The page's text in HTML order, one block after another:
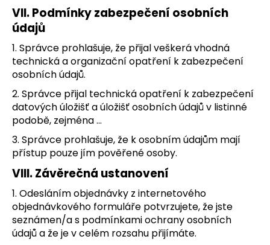
VII.Podmínky zabezpečení osobních
údajů
1. Správce prohlašuje, že přijal veškerá vhodná
technická a organizační opatření k zabezpečení
osobních údajů.
2. Správce přijal technická opatření k zabezpečení
datových úložišť a úložišť osobních údajů v listinné
podobě, zejména …
3. Správce prohlašuje, že k osobním údajům mají
přístup pouze jím pověřené osoby.
VIII.Závěrečná ustanovení
1. Odesláním objednávky z internetového
objednávkového formuláře potvrzujete, že jste
seznámen/a s podmínkami ochrany osobních
údajů a že je v celém rozsahu přijímáte.